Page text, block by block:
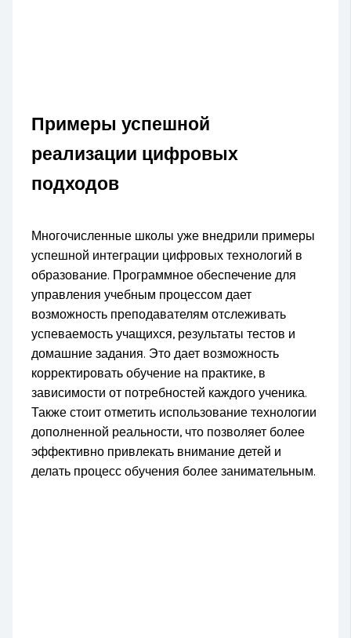
Примеры успешной
реализации цифровых
подходов
Многочисленные школы уже внедрили примеры
успешной интеграции цифровых технологий в
образование. Программное обеспечение для
управления учебным процессом дает
возможность преподавателям отслеживать
успеваемость учащихся, результаты тестов и
домашние задания. Это дает возможность
корректировать обучение на практике, в
зависимости от потребностей каждого ученика.
Также стоит отметить использование технологии
дополненной реальности, что позволяет более
эффективно привлекать внимание детей и
делать процесс обучения более занимательным.